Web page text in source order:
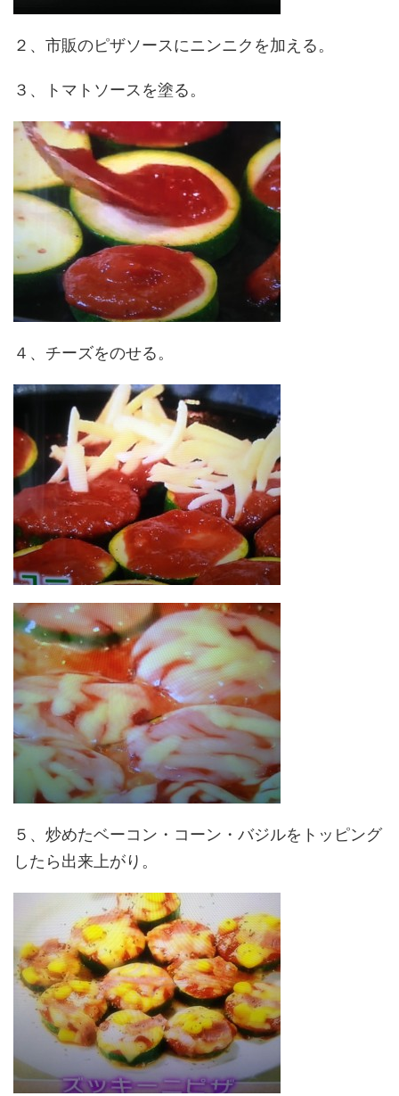
２、市販のピザソースにニンニクを加える。
３、トマトソースを塗る。
４、チーズをのせる。
５、炒めたベーコン・コーン・バジルをトッピング
したら出来上がり。